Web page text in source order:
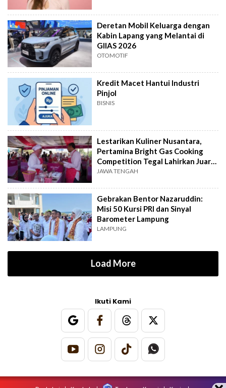
Deretan Mobil Keluarga dengan
Kabin Lapang yang Melantai di
GIIAS 2026
OTOMOTIF
Kredit Macet Hantui Industri
Pinjol
BISNIS
Lestarikan Kuliner Nusantara,
Pertamina Bright Gas Cooking
Competition Tegal Lahirkan Juara
Baru
JAWA TENGAH
Gebrakan Bentor Nazaruddin:
Misi 50 Kursi PRI dan Sinyal
Barometer Lampung
LAMPUNG
Load More
Ikuti Kami